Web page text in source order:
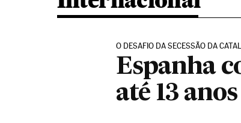
O DESAFIO DA SECESSÃO DA
Espanha
até 13 anos